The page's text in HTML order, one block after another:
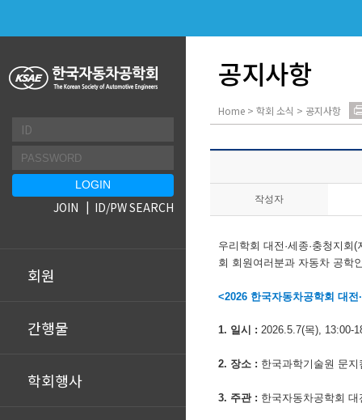
회원
간행물
학회행사
JOIN ID/PW SEARCH
공지사항
Home > 학회 소식 > 공지사항
작성자
우리학회 대전·세종·충청지
회 회원여러분과 자동차 공학
<2026 한국자동차공학회 대전
1. 일시 : 2026.5.7(목), 13:00-
2. 장소 : 한국과학기술원 문지
3. 주관 : 한국자동차공학회 대